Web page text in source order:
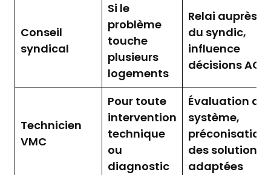
Conseil
syndical
Si le
problème
touche
plusieurs
logements
Relai auprès
du syndic,
influence
décisions AG
Technicien
VMC
Pour toute
intervention
technique
ou
diagnostic
Évaluation du
système,
préconisation
des solutions
adaptées